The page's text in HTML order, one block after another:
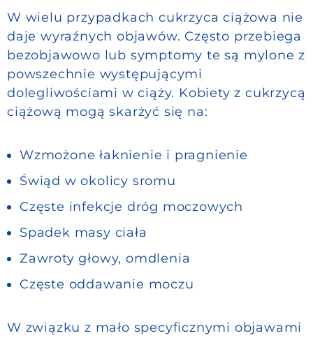
W wielu przypadkach cukrzyca ciążowa nie
daje wyraźnych objawów. Często przebiega
bezobjawowo lub symptomy te są mylone z
powszechnie występującymi
dolegliwościami w ciąży. Kobiety z cukrzycą
ciążową mogą skarżyć się na:
Wzmożone łaknienie i pragnienie
Świąd w okolicy sromu
Częste infekcje dróg moczowych
Spadek masy ciała
Zawroty głowy, omdlenia
Częste oddawanie moczu
W związku z mało specyficznymi objawami